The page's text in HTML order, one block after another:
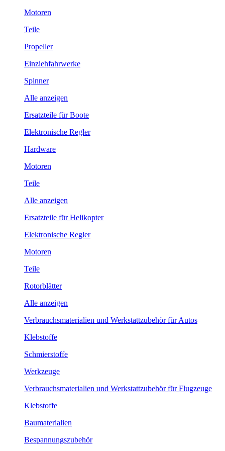
Motoren
Teile
Propeller
Einziehfahrwerke
Spinner
Alle anzeigen
Ersatzteile für Boote
Elektronische Regler
Hardware
Motoren
Teile
Alle anzeigen
Ersatzteile für Helikopter
Elektronische Regler
Motoren
Teile
Rotorblätter
Alle anzeigen
Verbrauchsmaterialien und Werkstattzubehör für Autos
Klebstoffe
Schmierstoffe
Werkzeuge
Verbrauchsmaterialien und Werkstattzubehör für Flugzeuge
Klebstoffe
Baumaterialien
Bespannungszubehör